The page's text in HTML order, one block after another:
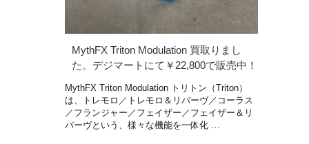
MythFX Triton Modulation 買取りまし
た。デジマートにて￥22,800で販売中！
MythFX Triton Modulation トリトン（Triton）
は、トレモロ／トレモロ＆リバーヴ／コーラス
／フランジャー／フェイザー／フェイザー＆リ
バーヴという、様々な機能を一体化 …